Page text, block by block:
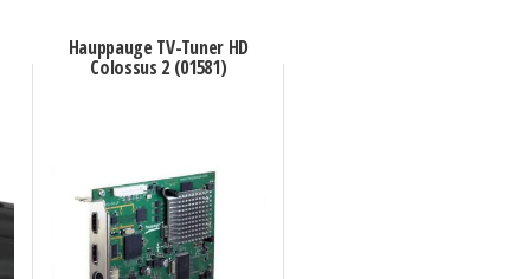
Hauppauge TV-Tuner HD
Colossus 2 (01581)